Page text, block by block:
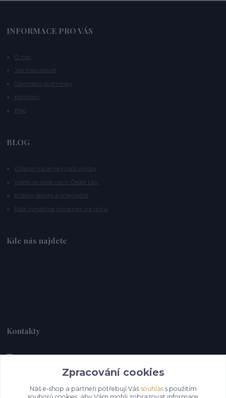
INFORMACE PRO VÁS
O nás
Jak nakupovat
Obchodní podmínky
Kontakty
Blog
BLOG
Úžasné náramky naší výroby
Výlety po sklárnách České Lípy
Krásný design a originalita
Rádi vyrobíme náramek na míru
Kde nás najdete
Kontakty
Alebrije@alebrije.cz
Zpracování cookies
Náš e-shop a partneři potřebují Váš souhlass použitím